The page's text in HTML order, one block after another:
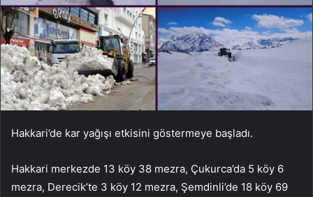
Hakkari’de kar yağışı etkisini göstermeye başladı.
Hakkari merkezde 13 köy 38 mezra, Çukurca’da 5 köy 6
mezra, Derecik’te 3 köy 12 mezra, Şemdinli’de 18 köy 69